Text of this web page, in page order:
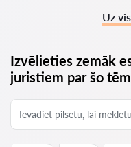
Uz
Izvēlieties zemāk
juristiem par šo